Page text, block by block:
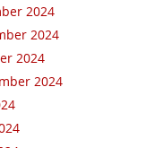
2024
2024
2024
2024